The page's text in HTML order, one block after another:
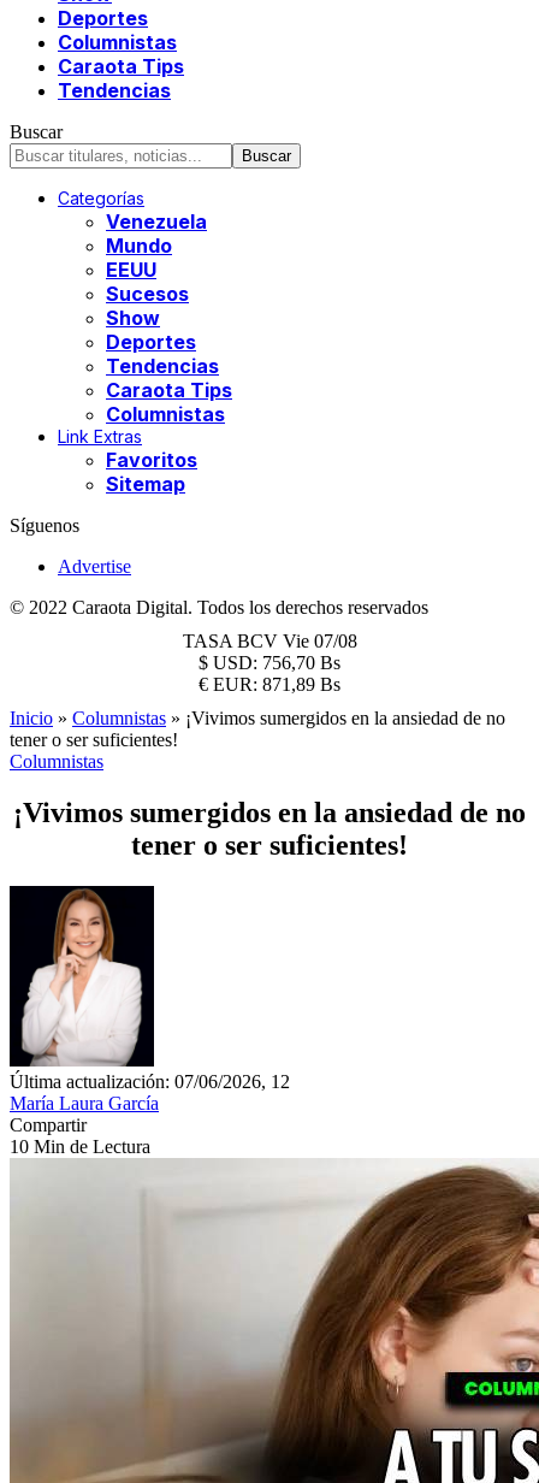
Deportes
Columnistas
Caraota Tips
Tendencias
Buscar
Categorías
Venezuela
Mundo
EEUU
Sucesos
Show
Deportes
Tendencias
Caraota Tips
Columnistas
Link Extras
Favoritos
Sitemap
Síguenos
Advertise
© 2022 Caraota Digital. Todos los derechos reservados
TASA BCV Vie 07/08
$ USD: 756,70 Bs
€ EUR: 871,89 Bs
Inicio » Columnistas » ¡Vivimos sumergidos en la ansiedad de no
tener o ser suficientes!
Columnistas
¡Vivimos sumergidos en la ansiedad de no
tener o ser suficientes!
Última actualización: 07/06/2026, 12
María Laura García
Compartir
10 Min de Lectura